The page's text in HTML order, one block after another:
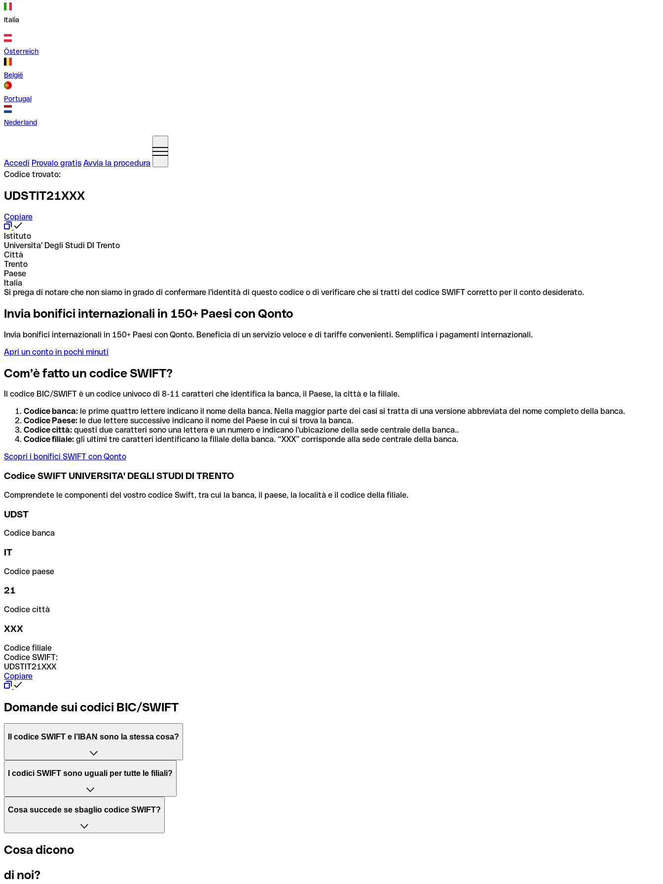
Italia
Österreich
België
Portugal
Nederland
Accedi Provalo gratis Avvia la procedura
Codice trovato:
UDSTIT21XXX
Copiare
Istituto
Universita' Degli Studi DI Trento
Città
Trento
Paese
Italia
Si prega di notare che non siamo in grado di confermare l'identità di questo codice o di verificare che si tratti del codice SWIFT corretto per il conto desiderato.
Invia bonifici internazionali in 150+ Paesi con Qonto
Invia bonifici internazionali in 150+ Paesi con Qonto. Beneficia di un servizio veloce e di tariffe convenienti. Semplifica i pagamenti internazionali.
Apri un conto in pochi minuti
Com’è fatto un codice SWIFT?
Il codice BIC/SWIFT è un codice univoco di 8-11 caratteri che identifica la banca, il Paese, la città e la filiale.
Codice banca: le prime quattro lettere indicano il nome della banca. Nella maggior parte dei casi si tratta di una versione abbreviata del nome completo della banca.
Codice Paese: le due lettere successive indicano il nome del Paese in cui si trova la banca.
Codice città: questi due caratteri sono una lettera e un numero e indicano l'ubicazione della sede centrale della banca..
Codice filiale: gli ultimi tre caratteri identificano la filiale della banca. “XXX” corrisponde alla sede centrale della banca.
Scopri i bonifici SWIFT con Qonto
Codice SWIFT UNIVERSITA' DEGLI STUDI DI TRENTO
Comprendete le componenti del vostro codice Swift, tra cui la banca, il paese, la località e il codice della filiale.
UDST
Codice banca
IT
Codice paese
21
Codice città
XXX
Codice filiale
Codice SWIFT:
UDSTIT21XXX
Copiare
Domande sui codici BIC/SWIFT
Il codice SWIFT e l’IBAN sono la stessa cosa?
L'acronimo SWIFT sta per “Society for Worldwide Interbank Financial Telecommunication”, una rete globale per l’elaborazione dei pagamenti tra diversi Paesi.
Il BIC, invece, sta per “Bank Identifier Code” ed è una sequenza di caratteri necessaria per indirizzare un bonifico internazionale.
I codici SWIFT sono uguali per tutte le filiali?
Dipende dalle banche. In alcuni casi le banche utilizzano lo stesso codice SWIFT per filiali diverse. In altri casi, le banche preferiscono avere un codice SWIFT dedicato per ogni
Per sapere a quale filiale fa riferimento un codice SWIFT, è necessario controllare le ultime cifre. Se il codice termina con XXX, significa che è il codice SWIFT della sede centrale.
Cosa succede se sbaglio codice SWIFT?
Se per caso invii un pagamento a un codice SWIFT esistente ma sbagliato, la banca ricevente deve segnalare che non gestisce il conto del destinatario e stornare il pagamento.
Se ti accorgi di aver usato un codice SWIFT sbagliato, contatta immediatamente la tua banca e chiedi di annullare la transazione.
Cosa dicono
di noi?